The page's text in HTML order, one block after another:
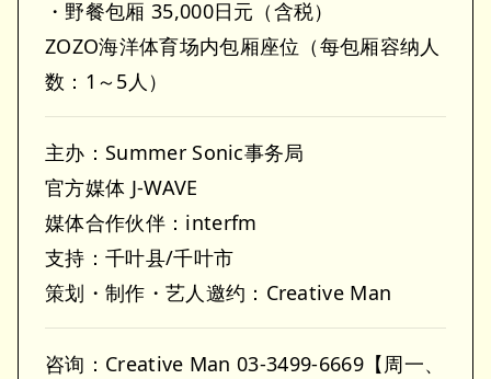
・野餐包厢 35,000日元（含税）
ZOZO海洋体育场内包厢座位（每包厢容纳人
数：1～5人）
主办：Summer Sonic事务局
官方媒体 J-WAVE
媒体合作伙伴：interfm
支持：千叶县/千叶市
策划・制作・艺人邀约：Creative Man
咨询：Creative Man 03-3499-6669【周一、